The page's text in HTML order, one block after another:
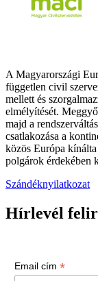
A Magyarországi
független civil
mellett és
elmélyítését.
majd a
csatlakozása a
közös Európa
polgárok érdekében
Szándéknyilatkozat
Hírlevél
Email cím *